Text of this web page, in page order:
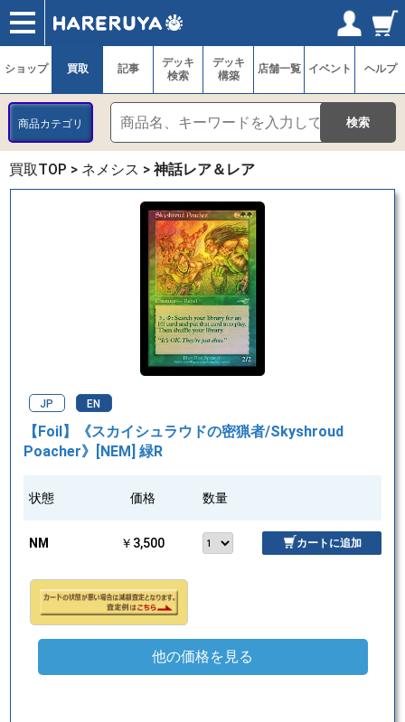
ショップ
買取
記事
デッキ検索
デッキ構築
選手一覧
店舗一覧
イベント
ヘルプ
お問い合わせ ログイン／会員登録
マイページ
ショップ 買取 記事
デッキ
検索
デッキ
構築
店舗一覧 イベント ヘルプ
商品カテゴリ
買取TOP > ネメシス > 神話レア＆レア
JP EN
【Foil】《スカイシュラウドの密猟者/Skyshroud
Poacher》[NEM] 緑R
状態 価格 数量
NM ￥3,500 カートに追加
他の価格を見る